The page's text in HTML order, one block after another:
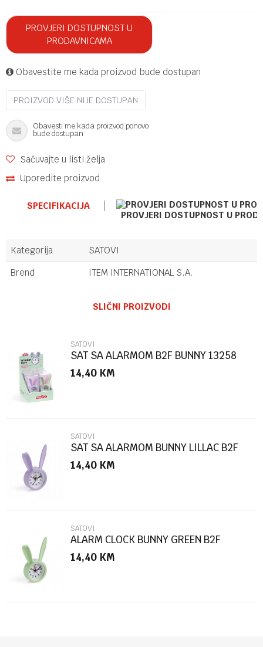
PROVJERI DOSTUPNOST U
PRODAVNICAMA
Obavestite me kada proizvod bude dostupan
PROIZVOD VIŠE NIJE DOSTUPAN
Obavesti me kada proizvod ponovo
bude dostupan
Sačuvajte u listi želja
Uporedite proizvod
SPECIFIKACIJA
PROVJERI DOSTUPNOST U
Kategorija
SATOVI
Brend
ITEM INTERNATIONAL S.A.
Poruka
POŠALJI
SLIČNI PROIZVODI
SATOVI
SAT SA ALARMOM B2F BUNNY 13258
14,40 KM
SATOVI
SAT SA ALARMOM BUNNY LILLAC B2F
14,40 KM
SATOVI
ALARM CLOCK BUNNY GREEN B2F
14,40 KM